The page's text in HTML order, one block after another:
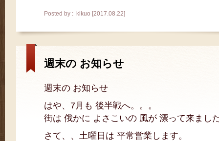
Posted by : kikuo [2017.08.22]
週末の お知らせ
週末の お知らせ
はや、7月も 後半戦へ。。。
街は 俄かに よさこいの 風が 漂って来まし
さて、、土曜日は 平常営業します。